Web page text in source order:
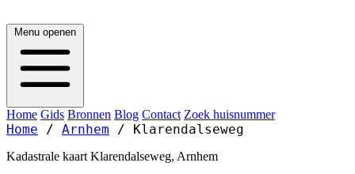
Menu openen
Home Gids Bronnen Blog Contact Zoek huisnummer
Home / Arnhem / Klarendalseweg
Kadastrale kaart Klarendalseweg, Arnhem